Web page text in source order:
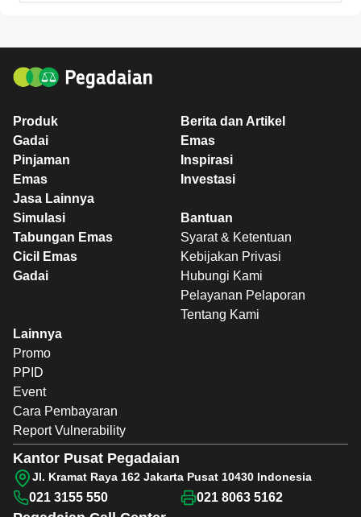
Produk
Gadai
Pinjaman
Emas
Jasa Lainnya
Berita dan Artikel
Emas
Inspirasi
Investasi
Simulasi
Tabungan Emas
Cicil Emas
Gadai
Bantuan
Syarat & Ketentuan
Kebijakan Privasi
Hubungi Kami
Pelayanan Pelaporan
Tentang Kami
Lainnya
Promo
PPID
Event
Cara Pembayaran
Report Vulnerability
Kantor Pusat Pegadaian
Jl. Kramat Raya 162 Jakarta Pusat 10430 Indonesia
021 3155 550 021 8063 5162